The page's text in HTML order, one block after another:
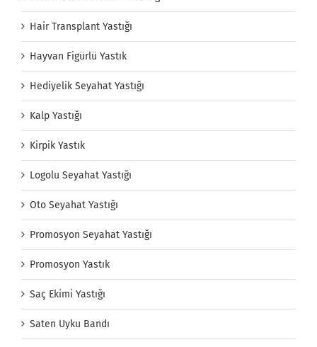
Hair Transplant Yastığı
Hayvan Figürlü Yastık
Hediyelik Seyahat Yastığı
Kalp Yastığı
Kirpik Yastık
Logolu Seyahat Yastığı
Oto Seyahat Yastığı
Promosyon Seyahat Yastığı
Promosyon Yastık
Saç Ekimi Yastığı
Saten Uyku Bandı